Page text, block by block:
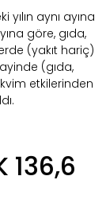
aynı ayına
göre, gıda,
(yakıt hariç)
(gıda,
etkilerinden
136,6